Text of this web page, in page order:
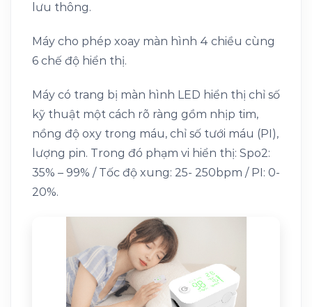
lưu thông.
Máy cho phép xoay màn hình 4 chiều cùng
6 chế độ hiển thị.
Máy có trang bị màn hình LED hiển thị chỉ số
kỹ thuật một cách rõ ràng gồm nhịp tim,
nồng độ oxy trong máu, chỉ số tưới máu (PI),
lượng pin. Trong đó phạm vi hiển thị: Spo2:
35% – 99% / Tốc độ xung: 25- 250bpm / PI: 0-
20%.